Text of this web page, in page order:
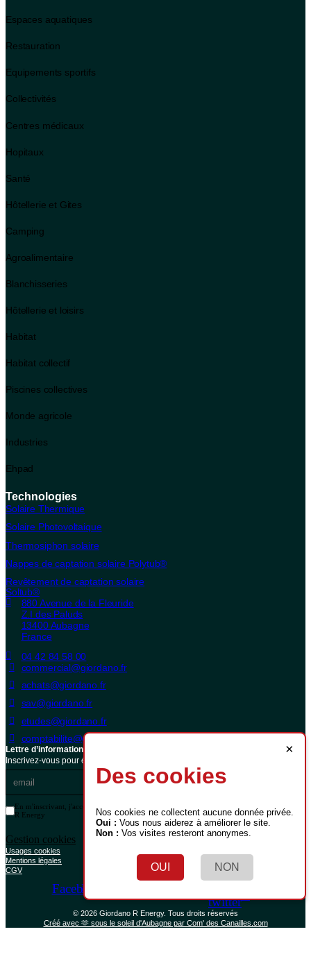
Espaces aquatiques
Restauration
Equipements sportifs
Collectivités
Centres médicaux
Hopitaux
Santé
Hôtellerie et Gites
Camping
Agroalimentaire
Blanchisseries
Hôtellerie et loisirs
Habitat
Habitat collectif
Piscines collectives
Monde agricole
Industries
Ehpad
Technologies
Solaire Thermique
Solaire Photovoltaique
Thermosiphon solaire
Nappes de captation solaire Polytub®
Revêtement de captation solaire
Soltub®
880 Avenue de la Fleuride
Z.I des Paluds
13400 Aubagne
France
04 42 84 58 00
commercial@giordano.fr
achats@giordano.fr
sav@giordano.fr
etudes@giordano.fr
comptabilite@giordano.fr
Lettre d’informations
Inscrivez-vous pour économiser sur votre facture énergétique
En m'inscrivant, j'accepte de recevoir les informations de Giordano
R Energy
Gestion cookies
Usages cookies
Mentions légales
CGV
FacebookInstagram
twitter
© 2026 Giordano R Energy. Tous droits réservés
Créé avec 🫶 sous le soleil d'Aubagne par Com' des Canailles.com
×
Des cookies
Nos cookies ne collectent aucune donnée privée.
Oui : Vous nous aiderez à améliorer le site.
Non : Vos visites resteront anonymes.
OUI NON